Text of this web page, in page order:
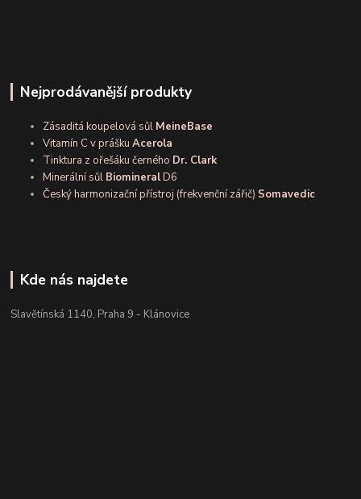
Nejprodávanější produkty
Zásaditá koupelová sůl MeineBase
Vitamín C v práškuAcerola
Tinktura z ořešáku černého Dr. Clark
Minerální sůl BiomineralD6
Český harmonizační přístroj (frekvenční zářič) Somavedic
Kde nás najdete
Slavětínská 1140, Praha 9 - Klánovice